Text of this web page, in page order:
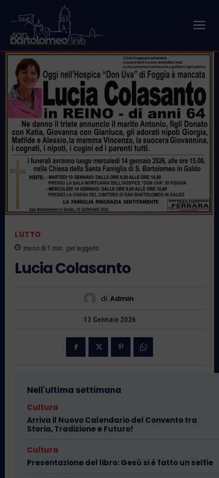
LUTTO
meno di 1 min. per leggerlo
Lucia Colasanto
di Admin
13 Gennaio 2026
Nell'ultima settimana
Cultura
Arriva il Nuovo Calendario del Convento tra
Storia, Tradizione e Futuro!
Cultura
Presentazione del libro: Gesù si è fatto un selfie